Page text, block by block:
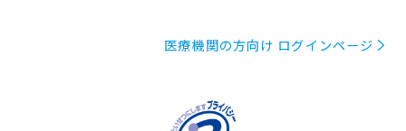
医療機関の方向け ログインページ